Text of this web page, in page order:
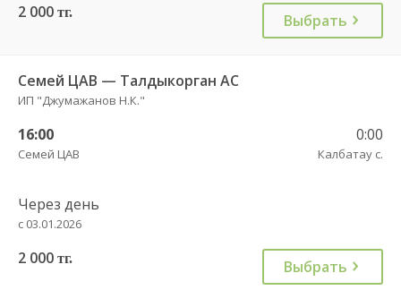
2 000 тг. Выбрать
Семей ЦАВ — Талдыкорган АС
ИП "Джумажанов Н.К."
16:00
Семей ЦАВ
0:00
Калбатау с.
Через день
с 03.01.2026
2 000 тг. Выбрать